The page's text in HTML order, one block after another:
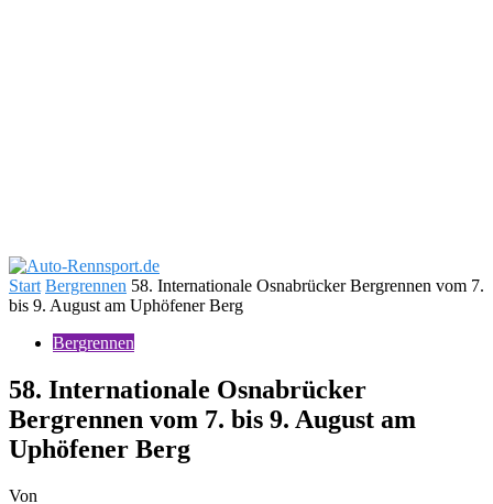
Start Bergrennen 58. Internationale Osnabrücker Bergrennen vom 7.
bis 9. August am Uphöfener Berg
Bergrennen
58. Internationale Osnabrücker
Bergrennen vom 7. bis 9. August am
Uphöfener Berg
Von